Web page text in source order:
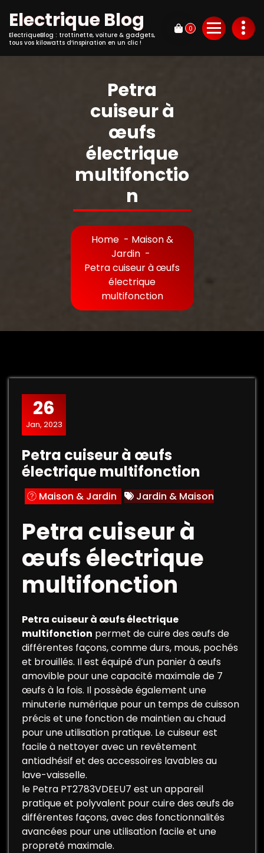
Electrique Blog
ElectriqueBlog : trottinette, voiture & gadgets,
tous vos kilowatts d’inspiration en un clic !
0
Petra
cuiseur à
œufs
électrique
multifonctio
n
Home- Maison &
Jardin -
Petra cuiseur à œufs
électrique
multifonction
26
Jan, 2023
Petra cuiseur à œufs
électrique multifonction
Maison & Jardin Jardin & Maison
Petra cuiseur à
œufs électrique
multifonction
Petra cuiseur à œufs électrique
multifonction permet de cuire des œufs de
différentes façons, comme durs, mous, pochés
et brouillés. Il est équipé d’un panier à œufs
amovible pour une capacité maximale de 7
œufs à la fois. Il possède également une
minuterie numérique pour un temps de cuisson
précis et une fonction de maintien au chaud
pour une utilisation pratique. Le cuiseur est
facile à nettoyer avec un revêtement
antiadhésif et des accessoires lavables au
lave-vaisselle.
le Petra PT2783VDEEU7 est un appareil
pratique et polyvalent pour cuire des œufs de
différentes façons, avec des fonctionnalités
avancées pour une utilisation facile et une
propreté maximale.